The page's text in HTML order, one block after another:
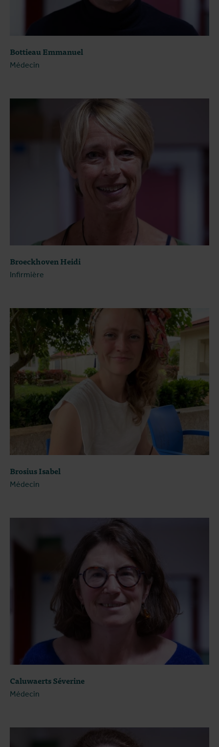
Bottieau Emmanuel
Médecin
Broeckhoven Heidi
Infirmière
Brosius Isabel
Médecin
Caluwaerts Séverine
Médecin